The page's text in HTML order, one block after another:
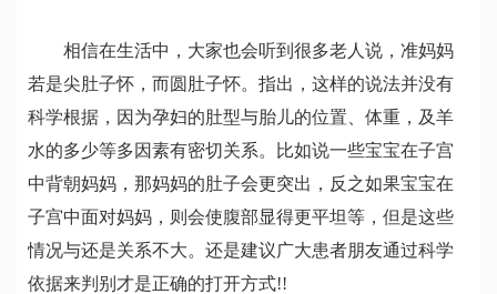
相信在生活中，大家也会听到很多老人说，准妈妈
若是尖肚子怀，而圆肚子怀。指出，这样的说法并没有
科学根据，因为孕妇的肚型与胎儿的位置、体重，及羊
水的多少等多因素有密切关系。比如说一些宝宝在子宫
中背朝妈妈，那妈妈的肚子会更突出，反之如果宝宝在
子宫中面对妈妈，则会使腹部显得更平坦等，但是这些
情况与还是关系不大。还是建议广大患者朋友通过科学
依据来判别才是正确的打开方式!!